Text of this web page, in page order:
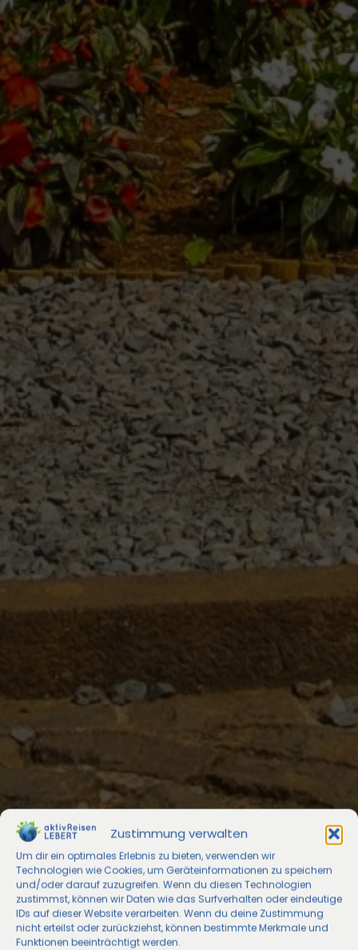
Zustimmung verwalten
Um dir ein optimales Erlebnis zu bieten, verwenden wir
Technologien wie Cookies, um Geräteinformationen zu speichern
und/oder darauf zuzugreifen. Wenn du diesen Technologien
zustimmst, können wir Daten wie das Surfverhalten oder eindeutige
IDs auf dieser Website verarbeiten. Wenn du deine Zustimmung
nicht erteilst oder zurückziehst, können bestimmte Merkmale und
Funktionen beeinträchtigt werden.